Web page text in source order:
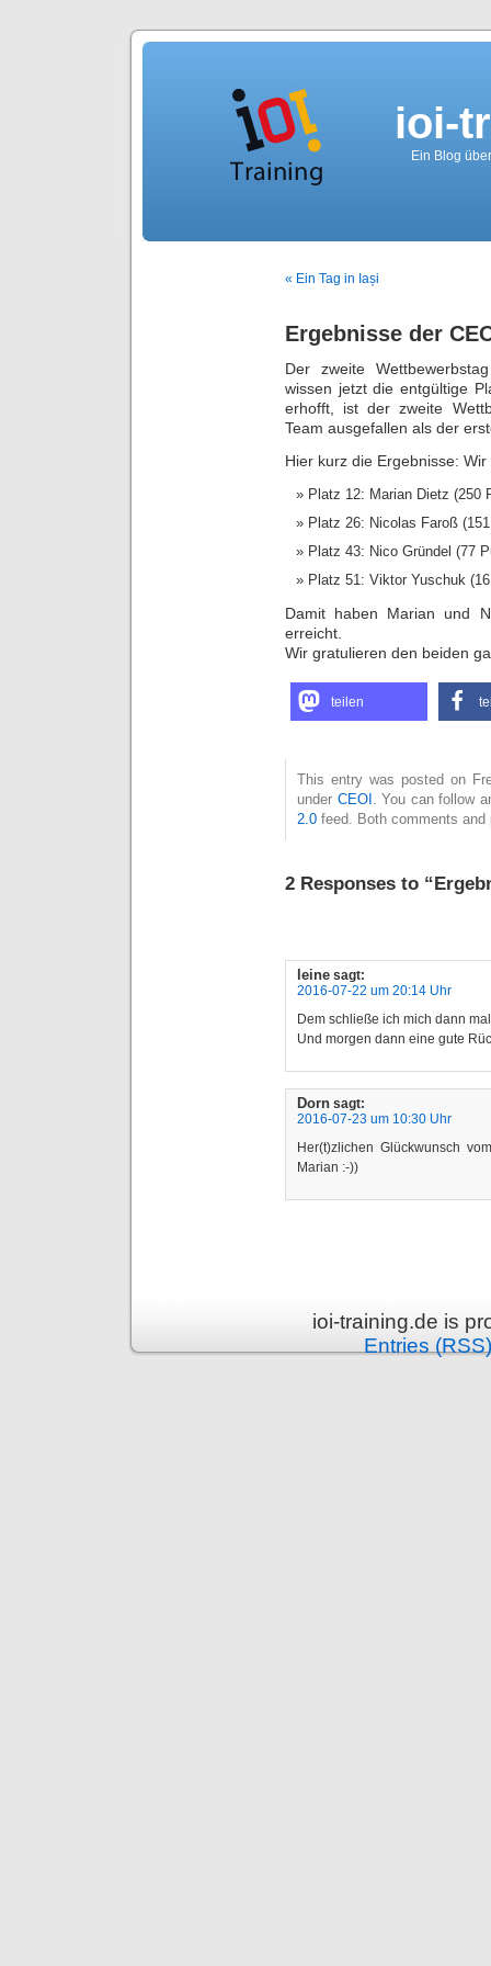
ioi-
Ein Blog
« Ein Tag in Iași
Ergebnisse der
Der zweite
wissen jetzt die entgültige
erhofft, ist der zweite
Team ausgefallen als der
Hier kurz die Ergebnisse:
Platz 12: Marian Dietz (250
Platz 26: Nicolas Faroß
Platz 43: Nico Gründel (77
Platz 51: Viktor Yuschuk
Damit haben Marian und
erreicht.
Wir gratulieren den beiden
teilen
This entry was posted on
under CEOI
. You can follow
2.0 feed. Both comments
2 Responses to
leine sagt:
2016-07-22 um 20:14 Uhr
Dem schließe ich mich dann
Und morgen dann eine gute
Dorn sagt:
2016-07-23 um 10:30 Uhr
Her(t)zlichen Glückwunsch
Marian :-))
ioi-training.de is
Entries (RSS)